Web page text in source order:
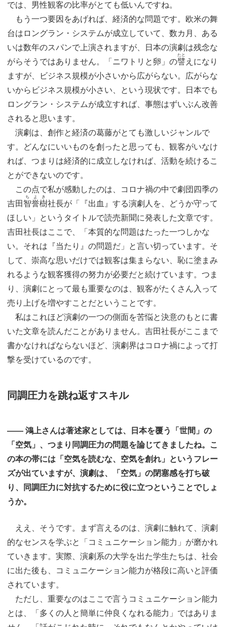
では、男性観客の比率がとても低いんですね。
もう一つ要因をあげれば、経済的な問題です。欧米の舞
台はロングラン・システムが成立していて、数カ月、ある
いは数年のスパンで上演されますが、日本の演劇は残念な
がらそうではありません。「ニワトリと卵」の譬
たと
えになり
ますが、ビジネス規模が小さいから広がらない。広がらな
いからビジネス規模が小さい、という現状です。日本でも
ロングラン・システムが成立すれば、事態はずいぶん改善
されると思います。
演劇は、創作と経済の葛藤がとても激しいジャンルで
す。どんなにいいものを創ったと思っても、観客がいなけ
れば、つまりは経済的に成立しなければ、活動を続けるこ
とができないのです。
この点で私が感動したのは、コロナ禍の中で劇団四季の
吉田 智誉樹
ちよき
社長が「『出血』する演劇人を、どうか守って
ほしい」というタイトルで読売新聞に発表した文章です。
吉田社長はここで、「本質的な問題はたった一つしかな
い。それは『当たり』の問題だ」と言い切っています。そ
して、崇高な思いだけでは観客は集まらない、恥に塗まみ
れるような観客獲得の努力が必要だと続けています。つま
り、演劇にとって最も重要なのは、観客がたくさん入って
売り上げを増やすことだということです。
私はこれほど演劇の一つの側面を苦悩と決意のもとに書
いた文章を読んだことがありません。吉田社長がここまで
書かなければならないほど、演劇界はコロナ禍によって打
撃を受けているのです。
同調圧力を跳ね返すスキル
―― 鴻上さんは著述家としては、日本を覆う「世間」の
「空気」、つまり同調圧力の問題を論じてきましたね。こ
の本の帯には「空気を読むな、空気を創れ」というフレー
ズが出ていますが、演劇は、「空気」の閉塞感を打ち破
り、同調圧力に対抗するために役に立つということでしょ
うか。
ええ、そうです。まず言えるのは、演劇に触れて、演劇
的なセンスを学ぶと「コミュニケーション能力」が磨かれ
ていきます。実際、演劇系の大学を出た学生たちは、社会
に出た後も、コミュニケーション能力が格段に高いと評価
されています。
ただし、重要なのはここで言うコミュニケーション能力
とは、「多くの人と簡単に仲良くなれる能力」ではありま